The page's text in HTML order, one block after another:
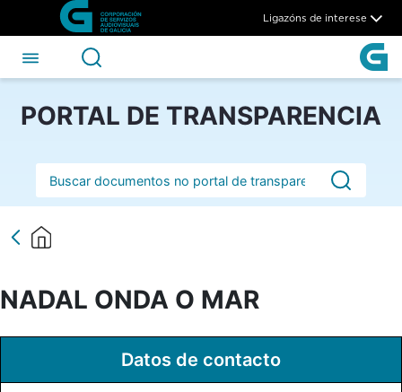
Skip to Main Content
NADAL ONDA O MAR - CSAG
Ligazóns de interese
PORTAL DE TRANSPARENCIA
Barra de busca
NADAL ONDA O MAR
Datos de contacto